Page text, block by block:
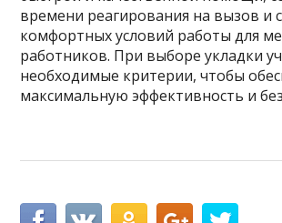
времени реагирования на вызов и
комфортных условий работы для
работников. При выборе укладки
необходимые критерии, чтобы
максимальную эффективность и